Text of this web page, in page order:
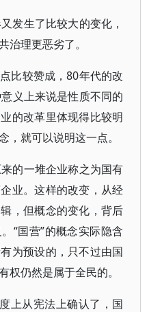
发生了比较大的变化，
治理更恶劣了。
比较赞成，80年代的改
义上来说是性质不同的
的改革里体现得比较明
，就可以说明这一点。
的一堆企业称之为国有
业。这样的改变，从经
，但概念的变化，背后
“国营”的概念实际隐含
为预设的，只不过由国
权仍然是属于全民的。
上从宪法上确认了，国